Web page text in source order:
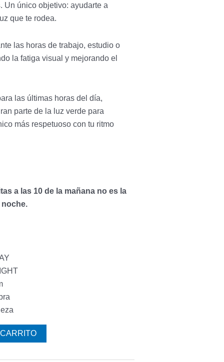
Un único objetivo: ayudarte a
que te rodea.
las horas de trabajo, estudio o
la fatiga visual y mejorando el
las últimas horas del día,
parte de la luz verde para
más respetuoso con tu ritmo
a las 10 de la mañana no es la
noche.